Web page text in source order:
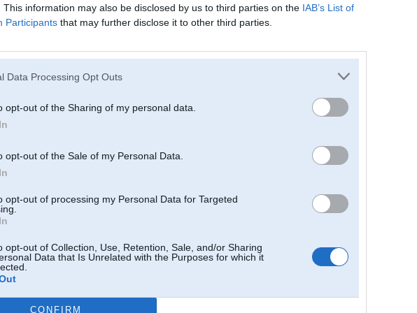
This information may also be disclosed by us to third parties on the IAB’s List of
Participants that may further disclose it to other third parties.
Data Processing Opt Outs
opt-out of the Sharing of my personal data.
opt-out of the Sale of my Personal Data.
opt-out of processing my Personal Data for Targeted
opt-out of Collection, Use, Retention, Sale, and/or Sharing
Data that Is Unrelated with the Purposes for which it
CONFIRM
17:40
2002? Es jau tā tur divus liekus Enterus iesitu
13:34
2004, 12:31
kruts kex ? iespraud K. Benglam runkuli šokolādes fabrikā.
18:58
tas Dr. Panke! Tikai žēl,ka ne ar LV žurnālistu viņš bija sarunājies un ka LV neatrodas
A varēja būt!
12:21
virsu tekstam....
2004, 10:24